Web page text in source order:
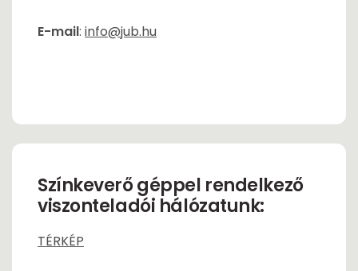
E-mail: info@jub.hu
Színkeverő géppel rendelkező
viszonteladói hálózatunk:
TÉRKÉP